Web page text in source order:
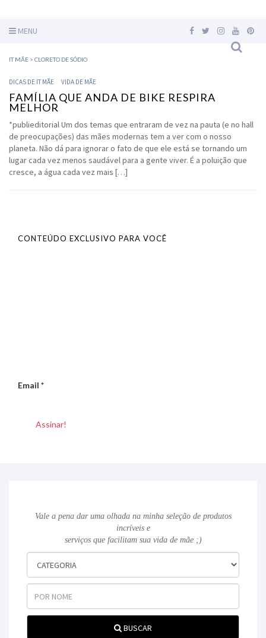
MENU
IT MÃE > CLORETO DE SÓDIO
DICAS DE IT MÃE VIDA DE MÃE
FAMÍLIA QUE ANDA DE BIKE RESPIRA
MELHOR
*publieditorial Um dos temas que entraram de vez na pauta (e no hall
de preocupações) das mães modernas tem a ver com o nosso
planeta. Não dá para ignorar o fato de que ele está se tornando um
lugar cada vez menos saudável para a gente viver. É a poluição que
cresce, a água cada vez mais […]
CONTEÚDO EXCLUSIVO PARA VOCÊ
Email *
Vale a pena dar uma olhada na minha seleção de produtos
incríveis e
serviços que facilitam sua vida de mãe ;)
BUSCAR